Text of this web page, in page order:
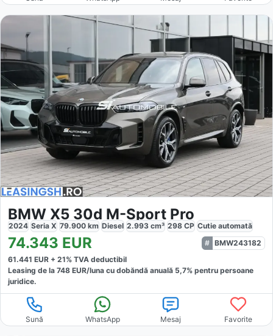
BMW X5 30d M-Sport Pro
2024 Seria X 79.900 km Diesel 2.993 cm³ 298 CP Cutie automată
74.343 EUR
BMW243182
61.441 EUR + 21% TVA deductibil
Leasing de la 748 EUR/luna cu dobăndă anuală 5,7% pentru persoane
juridice.
Sună WhatsApp Mesaj Favorite